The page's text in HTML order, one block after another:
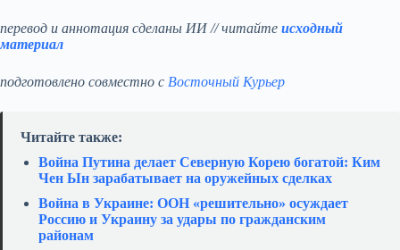
перевод и аннотация сделаны ИИ // читайте исходный
материал
подготовлено совместно с Восточный Курьер
Читайте также:
Война Путина делает Северную Корею богатой: Ким
Чен Ын зарабатывает на оружейных сделках
Война в Украине: ООН «решительно» осуждает
Россию и Украину за удары по гражданским
районам